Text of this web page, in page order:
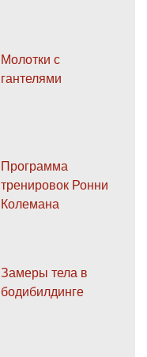
Молотки с
гантелями
Программа
тренировок Ронни
Колемана
Замеры тела в
бодибилдинге